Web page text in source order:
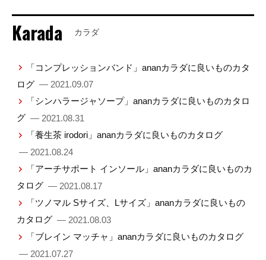
Karada カラダ
「コンプレッションバンド」ananカラダに良いものカタ
ログ — 2021.09.07
「シンハラージャソープ」ananカラダに良いものカタロ
グ — 2021.08.31
「養生茶 irodori」ananカラダに良いものカタログ
— 2021.08.24
「アーチサポート インソール」ananカラダに良いものカ
タログ — 2021.08.17
「ツノマル Sサイズ、Lサイズ」ananカラダに良いもの
カタログ — 2021.08.03
「ブレイン マッチャ」ananカラダに良いものカタログ
— 2021.07.27